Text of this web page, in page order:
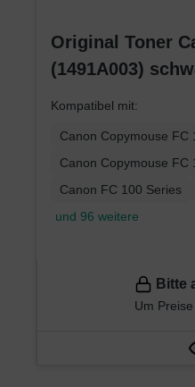
Original Toner
(1491A003)
Kompatibel mit:
Canon Copymouse FC
Canon Copymouse FC
Canon FC 100 Series
und 96 weitere
Bitte
Um